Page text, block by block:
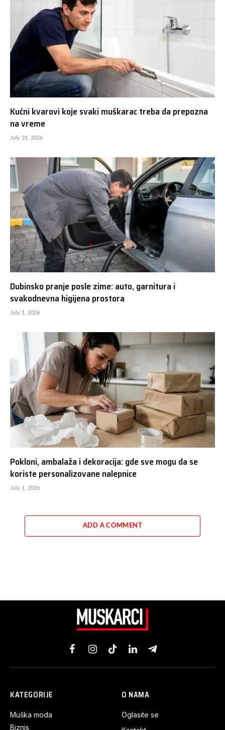
Kućni kvarovi koje svaki muškarac treba da prepozna
na vreme
July 31, 2026
Dubinsko pranje posle zime: auto, garnitura i
svakodnevna higijena prostora
July 1, 2026
Pokloni, ambalaža i dekoracija: gde sve mogu da se
koriste personalizovane nalepnice
July 1, 2026
ADD A COMMENT
FacebookInstagramTikTokLinkedInTelegram
KATEGORIJE
Muška moda
Biznis
O NAMA
Oglasite se